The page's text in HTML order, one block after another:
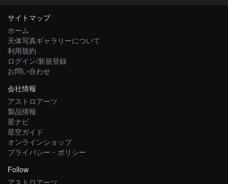
サイトマップ
ホーム
天体写真ギャラリーについて
利用規約
ログイン/新規登録
お問い合わせ
会社情報
アストロアーツ
製品情報
星ナビ
星空ガイド
オンラインショップ
プライバシー・ポリシー
Follow